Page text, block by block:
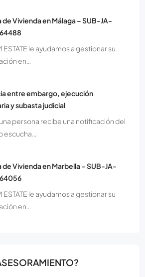
de Vivienda en Málaga – SUB-JA-
ESTATE le ayudamos a gestionar su
en…
entre embargo, ejecución
y subasta judicial
persona recibe una notificación del
escucha…
de Vivienda en Marbella – SUB-JA-
ESTATE le ayudamos a gestionar su
en…